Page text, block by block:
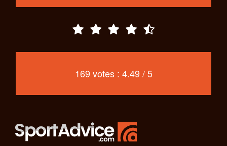
169 votes : 4.49 / 5